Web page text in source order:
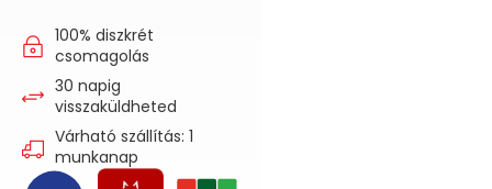
100% diszkrét
csomagolás
30 napig
visszaküldheted
Várható szállítás: 1
munkanap